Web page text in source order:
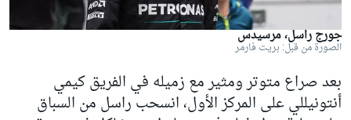
جورج راسل، مرسيدس
الصورة من قبل: بريت فارمر
بعد صراع متوتر ومثير مع زميله في الفريق كيمي
أنتونيللي على المركز الأول، انسحب راسل من السباق